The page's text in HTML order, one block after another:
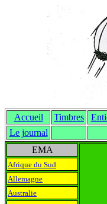
Accueil Timbres
Le journal
EMA
Afrique du Sud
Allemagne
Australie